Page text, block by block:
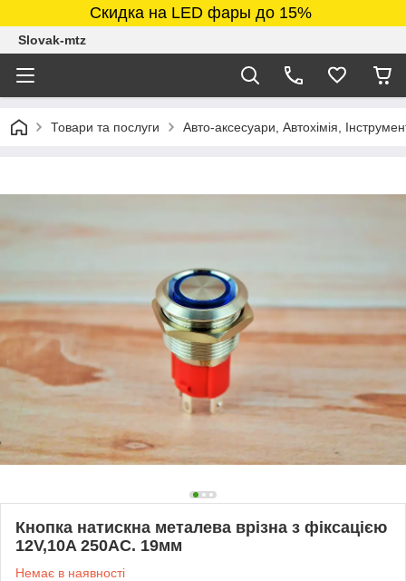
Скидка на LED фары до 15%
Slovak-mtz
Товари та послуги Авто-аксесуари, Автохімія,
Кнопка натискна металева врізна з фіксацією
12V,10A 250AC. 19мм
Немає в наявності